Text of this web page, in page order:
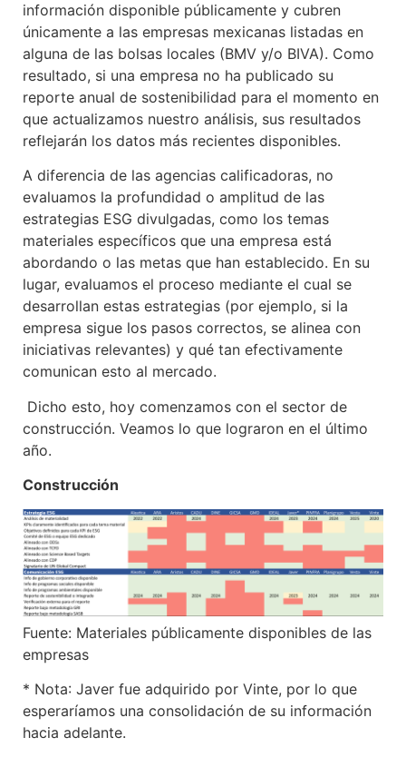
información disponible públicamente y cubren
únicamente a las empresas mexicanas listadas en
alguna de las bolsas locales (BMV y/o BIVA). Como
resultado, si una empresa no ha publicado su
reporte anual de sostenibilidad para el momento en
que actualizamos nuestro análisis, sus resultados
reflejarán los datos más recientes disponibles.
A diferencia de las agencias calificadoras, no
evaluamos la profundidad o amplitud de las
estrategias ESG divulgadas, como los temas
materiales específicos que una empresa está
abordando o las metas que han establecido. En su
lugar, evaluamos el proceso mediante el cual se
desarrollan estas estrategias (por ejemplo, si la
empresa sigue los pasos correctos, se alinea con
iniciativas relevantes) y qué tan efectivamente
comunican esto al mercado.
Dicho esto, hoy comenzamos con el sector de
construcción. Veamos lo que lograron en el último
año.
Construcción
Fuente: Materiales públicamente disponibles de las
empresas
* Nota: Javer fue adquirido por Vinte, por lo que
esperaríamos una consolidación de su información
hacia adelante.